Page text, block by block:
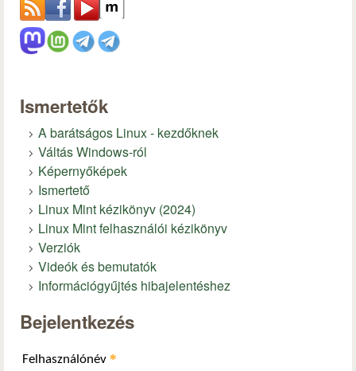
Ismertetők
A barátságos Linux - kezdőknek
Váltás Windows-ról
Képernyőképek
Ismertető
Linux Mint kézikönyv (2024)
Linux Mint felhasználói kézikönyv
Verziók
Videók és bemutatók
Információgyűjtés hibajelentéshez
Bejelentkezés
Felhasználónév *